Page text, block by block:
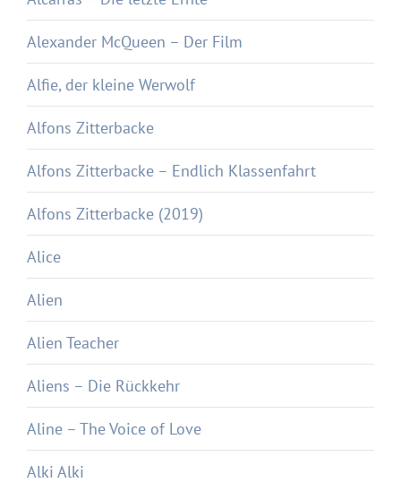
Alexander McQueen – Der Film
Alfie, der kleine Werwolf
Alfons Zitterbacke
Alfons Zitterbacke – Endlich Klassenfahrt
Alfons Zitterbacke (2019)
Alice
Alien
Alien Teacher
Aliens – Die Rückkehr
Aline – The Voice of Love
Alki Alki